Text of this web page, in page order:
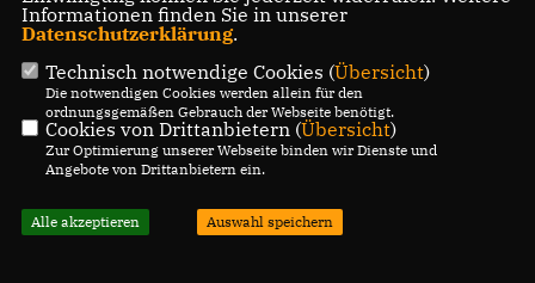
Informationen finden Sie in unserer
Datenschutzerklärung.
Technisch notwendige Cookies (Übersicht)
Die notwendigen Cookies werden allein für den
ordnungsgemäßen Gebrauch der Webseite benötigt.
Cookies von Drittanbietern (Übersicht)
Zur Optimierung unserer Webseite binden wir Dienste und
Angebote von Drittanbietern ein.
Alle akzeptieren Auswahl speichern